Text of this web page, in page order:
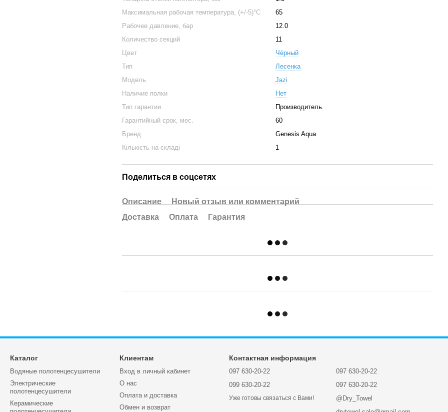
Максимальная рабочая температура, (+/-5)°C
65
Рабочее давление, бар
12.0
Количество секций
11
Цвет
Чёрный
Тип
Лесенка
Модель
Jazi
Наличие полки
Нет
Тип гарантии
Производитель
Гарантийный срок, мес.
60
Бренд
Genesis Aqua
Кількість на складі
1
Поделиться в соцсетях
Описание
Новый отзыв или комментарий
Доставка
Оплата Гарантия
Каталог
Водяные полотенцесушители
Электрические
полотенцесушители
Керамические
Клиентам
Вход в личный кабинет
О нас
Оплата и доставка
Обмен и возврат
Контактная информация
097 630-20-22
099 630-20-22
Уже готовы связаться с Вами!
097 630-20-22
097 630-20-22
@Dry_Towel